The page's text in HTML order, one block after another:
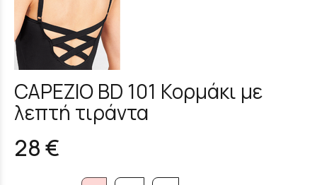
CAPEZIO BD 101 Κορμάκι με
λεπτή τιράντα
28 €